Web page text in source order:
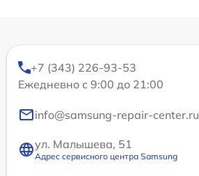
+7 (343) 226-93-53
Ежедневно с 9:00 до 21:00
info@samsung-repair-center.ru
ул. Малышева, 51
Адрес сервисного центра Samsung